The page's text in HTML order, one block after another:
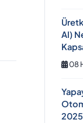
AI)
08
2025